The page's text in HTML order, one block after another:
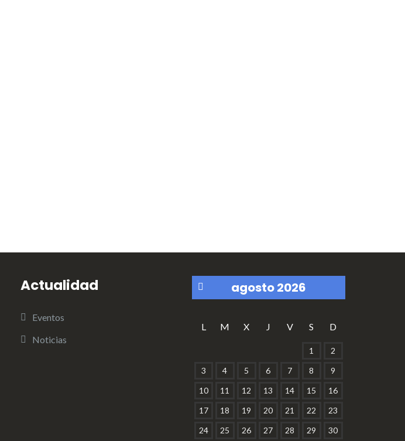
Actualidad
Eventos
Noticias
agosto 2026
L M X J V S D
S
1
2
3
4 5 6 7 8
9
10
11 12 13 14 15
16
17
18 19 20 21 22
23
24
25 26 27 28 29 30